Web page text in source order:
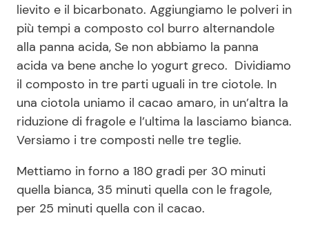
lievito e il bicarbonato. Aggiungiamo le polveri in
più tempi a composto col burro alternandole
alla panna acida, Se non abbiamo la panna
acida va bene anche lo yogurt greco. Dividiamo
il composto in tre parti uguali in tre ciotole. In
una ciotola uniamo il cacao amaro, in un’altra la
riduzione di fragole e l’ultima la lasciamo bianca.
Versiamo i tre composti nelle tre teglie.
Mettiamo in forno a 180 gradi per 30 minuti
quella bianca, 35 minuti quella con le fragole,
per 25 minuti quella con il cacao.